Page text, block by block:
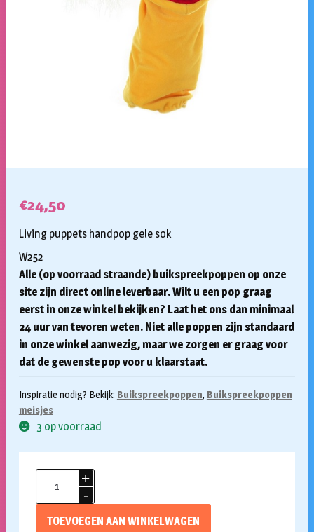
€24,50
Living puppets handpop gele sok
W252
Alle (op voorraad straande) buikspreekpoppen op onze
site zijn direct online leverbaar. Wilt u een pop graag
eerst in onze winkel bekijken? Laat het ons dan minimaal
24 uur van tevoren weten. Niet alle poppen zijn standaard
in onze winkel aanwezig, maar we zorgen er graag voor
dat de gewenste pop voor u klaarstaat.
Inspiratie nodig? Bekijk: Buikspreekpoppen, Buikspreekpoppen
meisjes
3 op voorraad
puppets
TOEVOEGEN AAN WINKELWAGEN